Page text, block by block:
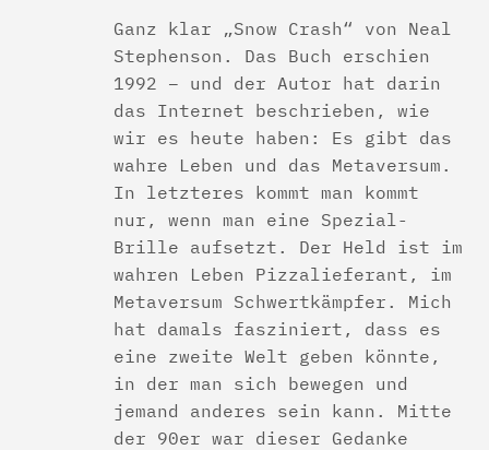
Ganz klar „Snow Crash“ von Neal
Stephenson. Das Buch erschien
1992 – und der Autor hat darin
das Internet beschrieben, wie
wir es heute haben: Es gibt das
wahre Leben und das Metaversum.
In letzteres kommt man kommt
nur, wenn man eine Spezial-
Brille aufsetzt. Der Held ist im
wahren Leben Pizzalieferant, im
Metaversum Schwertkämpfer. Mich
hat damals fasziniert, dass es
eine zweite Welt geben könnte,
in der man sich bewegen und
jemand anderes sein kann. Mitte
der 90er war dieser Gedanke